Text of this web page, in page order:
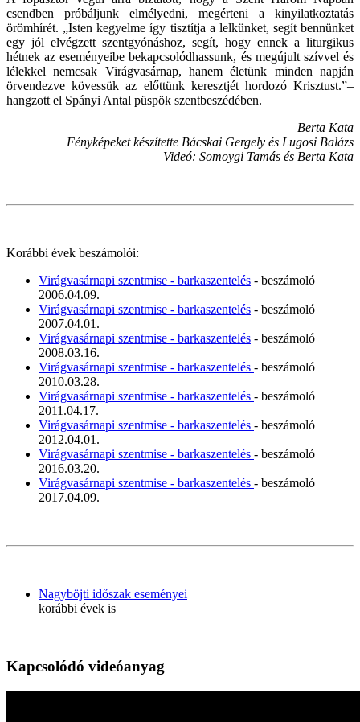
csendben próbáljunk elmélyedni, megérteni a kinyilatkoztatás
örömhírét. „Isten kegyelme így tisztítja a lelkünket, segít bennünket
egy jól elvégzett szentgyónáshoz, segít, hogy ennek a liturgikus
hétnek az eseményeibe bekapcsolódhassunk, és megújult szívvel és
lélekkel nemcsak Virágvasárnap, hanem életünk minden napján
örvendezve kövessük az előttünk keresztjét hordozó Krisztust.”–
hangzott el Spányi Antal püspök szentbeszédében.
Berta Kata
Fényképeket készítette Bácskai Gergely és Lugosi Balázs
Videó: Somoygi Tamás és Berta Kata
Korábbi évek beszámolói:
Virágvasárnapi szentmise - barkaszentelés - beszámoló
2006.04.09.
Virágvasárnapi szentmise - barkaszentelés - beszámoló
2007.04.01.
Virágvasárnapi szentmise - barkaszentelés - beszámoló
2008.03.16.
Virágvasárnapi szentmise - barkaszentelés - beszámoló
2010.03.28.
Virágvasárnapi szentmise - barkaszentelés - beszámoló
2011.04.17.
Virágvasárnapi szentmise - barkaszentelés - beszámoló
2012.04.01.
Virágvasárnapi szentmise - barkaszentelés - beszámoló
2016.03.20.
Virágvasárnapi szentmise - barkaszentelés - beszámoló
2017.04.09.
Nagyböjti időszak eseményei
korábbi évek is
Kapcsolódó videóanyag